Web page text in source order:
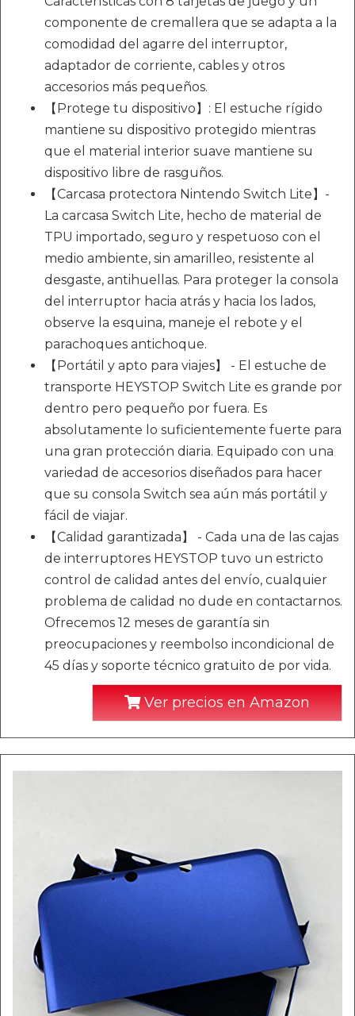
componente de cremallera que se adapta a la
comodidad del agarre del interruptor,
adaptador de corriente, cables y otros
accesorios más pequeños.
【Protege tu dispositivo】: El estuche rígido
mantiene su dispositivo protegido mientras
que el material interior suave mantiene su
dispositivo libre de rasguños.
【Carcasa protectora Nintendo Switch Lite】-
La carcasa Switch Lite, hecho de material de
TPU importado, seguro y respetuoso con el
medio ambiente, sin amarilleo, resistente al
desgaste, antihuellas. Para proteger la consola
del interruptor hacia atrás y hacia los lados,
observe la esquina, maneje el rebote y el
parachoques antichoque.
【Portátil y apto para viajes】 - El estuche de
transporte HEYSTOP Switch Lite es grande por
dentro pero pequeño por fuera. Es
absolutamente lo suficientemente fuerte para
una gran protección diaria. Equipado con una
variedad de accesorios diseñados para hacer
que su consola Switch sea aún más portátil y
fácil de viajar.
【Calidad garantizada】 - Cada una de las cajas
de interruptores HEYSTOP tuvo un estricto
control de calidad antes del envío, cualquier
problema de calidad no dude en contactarnos.
Ofrecemos 12 meses de garantía sin
preocupaciones y reembolso incondicional de
45 días y soporte técnico gratuito de por vida.
Ver precios en Amazon